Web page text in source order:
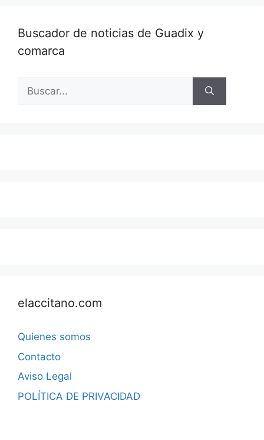
Buscador de noticias de Guadix y
comarca
Buscar:
elaccitano.com
Quienes somos
Contacto
Aviso Legal
POLÍTICA DE PRIVACIDAD